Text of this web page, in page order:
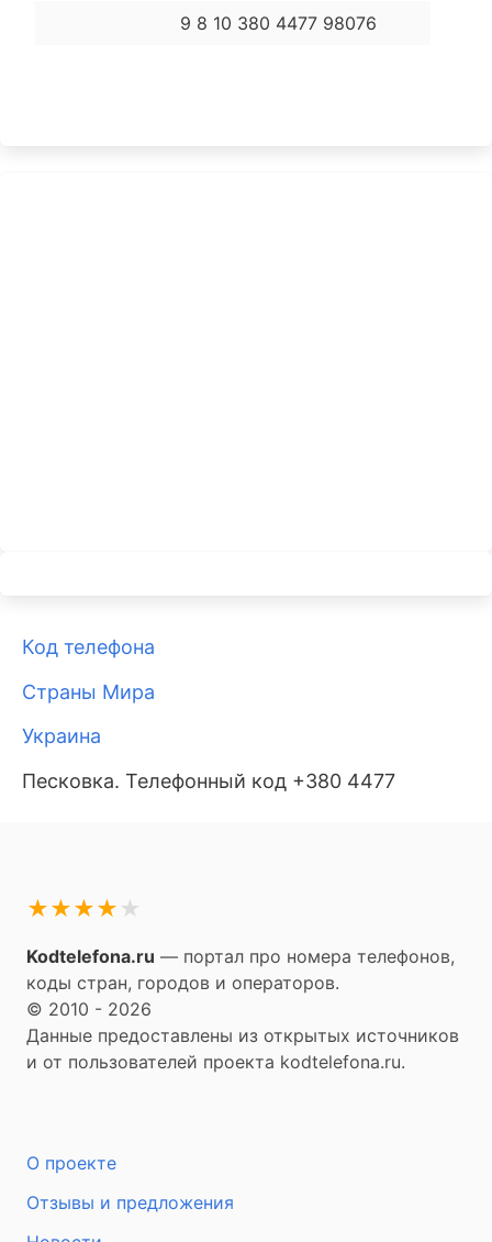
9 8 10 380 4477 98076
Код телефона
Страны Мира
Украина
Песковка. Телефонный код +380 4477
★
★
★
★
★
Kodtelefona.ru — портал про номера телефонов,
коды стран, городов и операторов.
© 2010 - 2026
Данные предоставлены из открытых источников
и от пользователей проекта kodtelefona.ru.
О проекте
Отзывы и предложения